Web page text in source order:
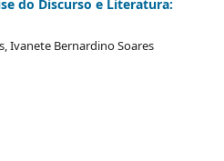
do Discurso e Literatura:
Ivanete Bernardino Soares